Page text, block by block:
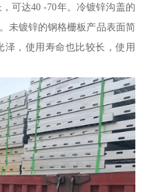
可达40 -70年。冷镀锌沟盖的
未镀锌的钢格栅板产品表面简
，使用寿命也比较长，使用